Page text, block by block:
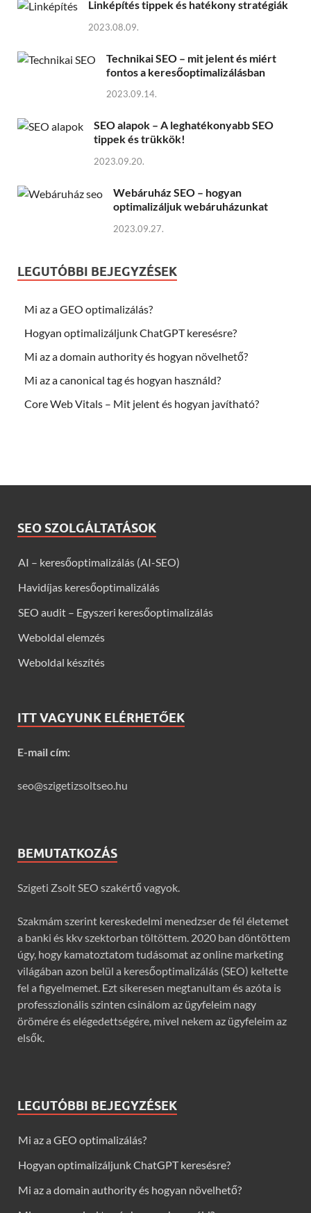
Linképítés tippek és hatékony stratégiák
2023.08.09.
Technikai SEO – mit jelent és miért
fontos a keresőoptimalizálásban
2023.09.14.
SEO alapok – A leghatékonyabb SEO
tippek és trükkök!
2023.09.20.
Webáruház SEO – hogyan
optimalizáljuk webáruházunkat
2023.09.27.
LEGUTÓBBI BEJEGYZÉSEK
Mi az a GEO optimalizálás?
Hogyan optimalizáljunk ChatGPT keresésre?
Mi az a domain authority és hogyan növelhető?
Mi az a canonical tag és hogyan használd?
Core Web Vitals – Mit jelent és hogyan javítható?
SEO SZOLGÁLTATÁSOK
AI – keresőoptimalizálás (AI-SEO)
Havidíjas keresőoptimalizálás
SEO audit – Egyszeri keresőoptimalizálás
Weboldal elemzés
Weboldal készítés
ITT VAGYUNK ELÉRHETŐEK
E-mail cím:
seo@szigetizsoltseo.hu
BEMUTATKOZÁS
Szigeti Zsolt SEO szakértő vagyok.
Szakmám szerint kereskedelmi menedzser de fél életemet
a banki és kkv szektorban töltöttem. 2020 ban döntöttem
úgy, hogy kamatoztatom tudásomat az online marketing
világában azon belül a keresőoptimalizálás (SEO) keltette
fel a figyelmemet. Ezt sikeresen megtanultam és azóta is
professzionális szinten csinálom az ügyfeleim nagy
örömére és elégedettségére, mivel nekem az ügyfeleim az
elsők.
LEGUTÓBBI BEJEGYZÉSEK
Mi az a GEO optimalizálás?
Hogyan optimalizáljunk ChatGPT keresésre?
Mi az a domain authority és hogyan növelhető?